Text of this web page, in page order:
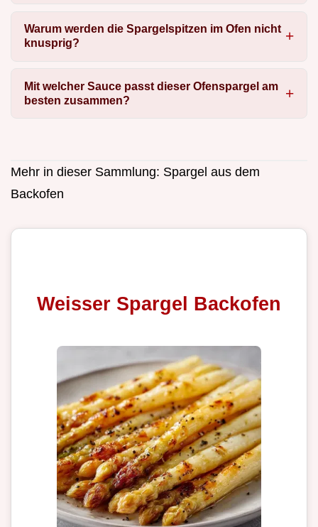
Warum werden die Spargelspitzen im Ofen nicht
knusprig?
Mit welcher Sauce passt dieser Ofenspargel am
besten zusammen?
Mehr in dieser Sammlung: Spargel aus dem
Backofen
Weisser Spargel Backofen